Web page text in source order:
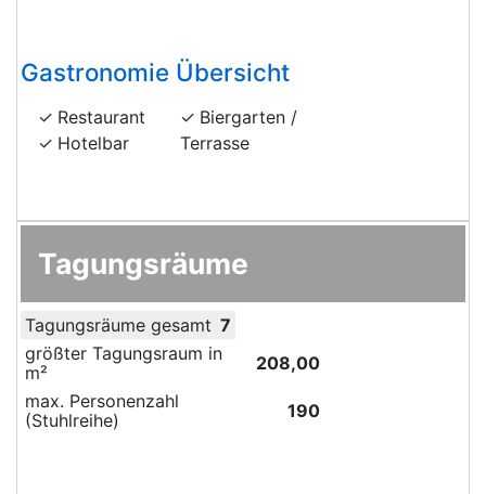
Gastronomie Übersicht
Restaurant
Hotelbar
Biergarten /
Terrasse
Tagungsräume
Tagungsräume gesamt 7
größter Tagungsraum in
m²
208,00
max. Personenzahl
(Stuhlreihe)
190